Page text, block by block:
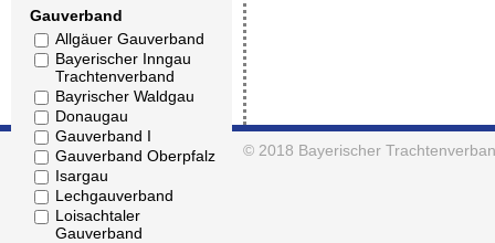
Gauverband
Allgäuer Gauverband
Bayerischer Inngau
Trachtenverband
Bayrischer Waldgau
Donaugau
Gauverband I
Gauverband Oberpfalz
Isargau
Lechgauverband
Loisachtaler
Gauverband
© 2018 Bayerischer